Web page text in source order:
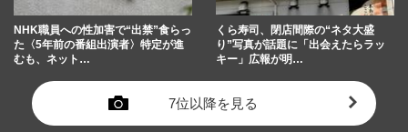
NHK職員への性加害で“出禁”食らっ
た〈5年前の番組出演者〉特定が進
むも、ネット…
くら寿司、閉店間際の“ネタ大盛
り”写真が話題に「出会えたらラッ
キー」広報が明…
7位以降を見る